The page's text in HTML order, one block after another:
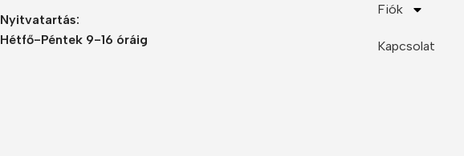
Nyitvatartás:
Hétfő-Péntek 9-16 óráig
Fiók
Kapcsolat